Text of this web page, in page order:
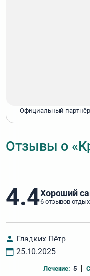
Официальный партнёр
Отзывы о
4.4Хороший
6 отзывов
Гладких Пётр
25.10.2025
Лечение: 5